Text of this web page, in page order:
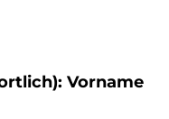
Vorname